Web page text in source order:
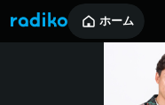
ホーム